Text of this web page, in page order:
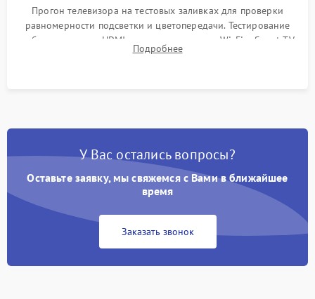
Прогон телевизора на тестовых заливках для проверки
равномерности подсветки и цветопередачи. Тестирование
работы разъемов HDMI, динамиков, модуля Wi-Fi и Smart TV
в рабочем режиме в течение нескольких часов.
Подробнее
У Вас остались вопросы?
Оставьте заявку, мы свяжемся с Вами в ближайшее
время
Заказать звонок